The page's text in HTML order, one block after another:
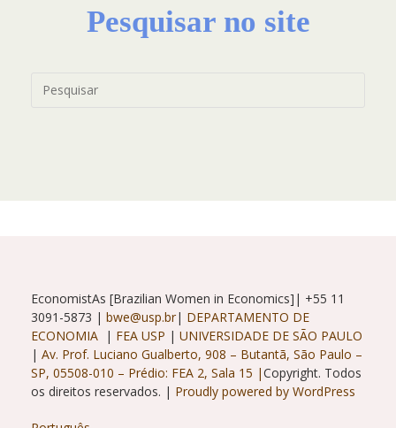
Pesquisar no site
EconomistAs [Brazilian Women in Economics]| +55 11
3091-5873 | bwe@usp.br| DEPARTAMENTO DE
ECONOMIA | FEA USP | UNIVERSIDADE DE SÃO PAULO
| Av. Prof. Luciano Gualberto, 908 – Butantã, São Paulo –
SP, 05508-010 – Prédio: FEA 2, Sala 15 |Copyright. Todos
os direitos reservados. | Proudly powered by WordPress